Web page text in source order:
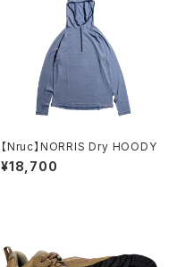
【Nruc】NORRIS Dry HOODY
¥18,700